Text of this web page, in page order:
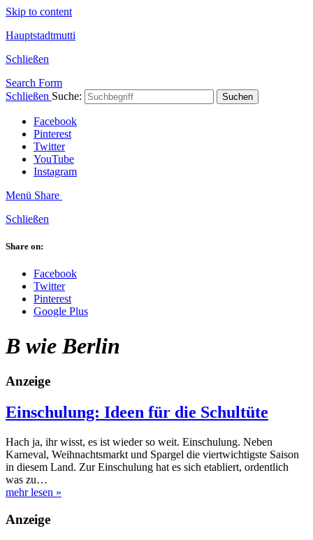
Skip to content
Hauptstadtmutti
Schließen
Search Form
Schließen Suche: Suchen
Facebook
Pinterest
Twitter
YouTube
Instagram
Menü Share
Schließen
Share on:
Facebook
Twitter
Pinterest
Google Plus
B wie Berlin
Anzeige
Einschulung: Ideen für die Schultüte
Hach ja, ihr wisst, es ist wieder so weit. Einschulung. Neben
Karneval, Weihnachtsmarkt und Spargel die viertwichtigste Saison
in diesem Land. Zur Einschulung hat es sich etabliert, ordentlich
was zu…
mehr lesen »
Anzeige